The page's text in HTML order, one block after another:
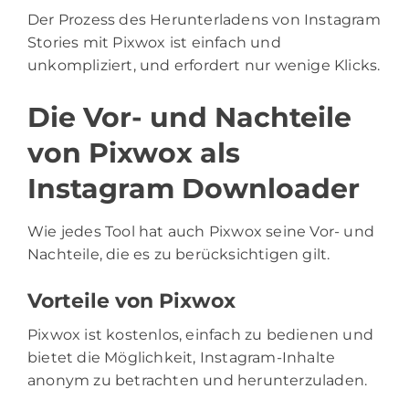
Der Prozess des Herunterladens von Instagram
Stories mit Pixwox ist einfach und
unkompliziert, und erfordert nur wenige Klicks.
Die Vor- und Nachteile
von Pixwox als
Instagram Downloader
Wie jedes Tool hat auch Pixwox seine Vor- und
Nachteile, die es zu berücksichtigen gilt.
Vorteile von Pixwox
Pixwox ist kostenlos, einfach zu bedienen und
bietet die Möglichkeit, Instagram-Inhalte
anonym zu betrachten und herunterzuladen.